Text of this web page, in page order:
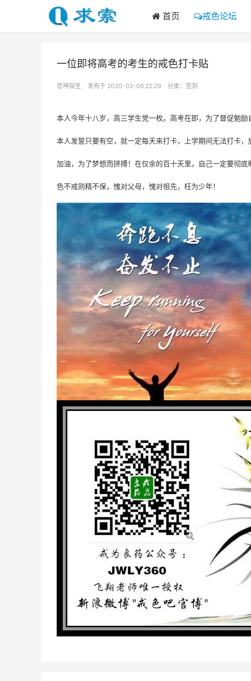
首页 戒色论坛
一位即将高考的考生的戒色打卡贴
悲神寂圣 发布于 2020-02-06 22:29 分类： 签到
本人今年十八岁，高三学生党一枚。高考在即，为了督促勉
本人发誓只要有空，就一定每天来打卡，上学期间无法打卡，
加油，为了梦想而拼搏！在仅余的百十天里，自己一定要彻底
色不戒则精不保，愧对父母，愧对祖先，枉为少年！